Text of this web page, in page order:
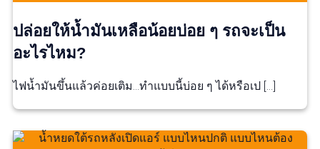
ปล่อยให้น้ำมันเหลือน้อยบ่อย ๆ รถจะเป็น
อะไรไหม?
ไฟน้ำมันขึ้นแล้วค่อยเติม…ทำแบบนี้บ่อย ๆ ได้หรือเป […]